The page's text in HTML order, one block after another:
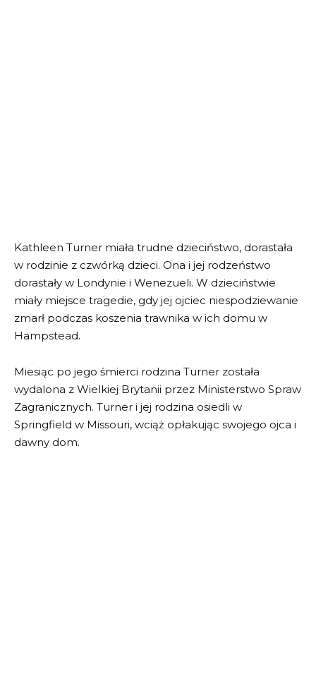
Kathleen Turner miała trudne dzieciństwo, dorastała
w rodzinie z czwórką dzieci. Ona i jej rodzeństwo
dorastały w Londynie i Wenezueli. W dzieciństwie
miały miejsce tragedie, gdy jej ojciec niespodziewanie
zmarł podczas koszenia trawnika w ich domu w
Hampstead.
Miesiąc po jego śmierci rodzina Turner została
wydalona z Wielkiej Brytanii przez Ministerstwo Spraw
Zagranicznych. Turner i jej rodzina osiedli w
Springfield w Missouri, wciąż opłakując swojego ojca i
dawny dom.